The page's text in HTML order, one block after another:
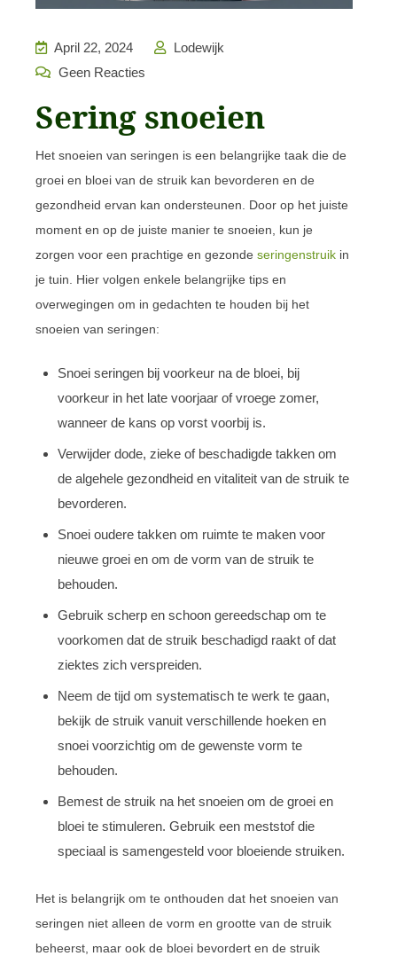
April 22, 2024
Lodewijk
Geen Reacties
Sering snoeien
Het snoeien van seringen is een belangrijke taak die de
groei en bloei van de struik kan bevorderen en de
gezondheid ervan kan ondersteunen. Door op het juiste
moment en op de juiste manier te snoeien, kun je
zorgen voor een prachtige en gezonde seringenstruik in
je tuin. Hier volgen enkele belangrijke tips en
overwegingen om in gedachten te houden bij het
snoeien van seringen:
Snoei seringen bij voorkeur na de bloei, bij
voorkeur in het late voorjaar of vroege zomer,
wanneer de kans op vorst voorbij is.
Verwijder dode, zieke of beschadigde takken om
de algehele gezondheid en vitaliteit van de struik te
bevorderen.
Snoei oudere takken om ruimte te maken voor
nieuwe groei en om de vorm van de struik te
behouden.
Gebruik scherp en schoon gereedschap om te
voorkomen dat de struik beschadigd raakt of dat
ziektes zich verspreiden.
Neem de tijd om systematisch te werk te gaan,
bekijk de struik vanuit verschillende hoeken en
snoei voorzichtig om de gewenste vorm te
behouden.
Bemest de struik na het snoeien om de groei en
bloei te stimuleren. Gebruik een meststof die
speciaal is samengesteld voor bloeiende struiken.
Het is belangrijk om te onthouden dat het snoeien van
seringen niet alleen de vorm en grootte van de struik
beheerst, maar ook de bloei bevordert en de struik